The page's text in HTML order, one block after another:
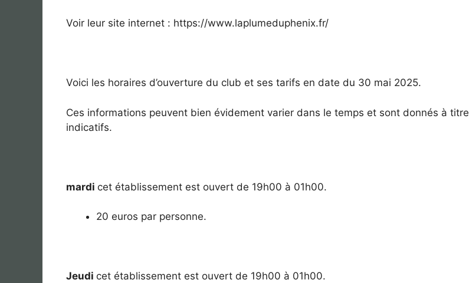
Voir leur site internet : https://www.laplumeduphenix.fr/
Voici les horaires d’ouverture du club et ses tarifs en date du 30 mai 2025.
Ces informations peuvent bien évidement varier dans le temps et sont donnés à titre
indicatifs.
mardi cet établissement est ouvert de 19h00 à 01h00.
20 euros par personne.
Jeudi cet établissement est ouvert de 19h00 à 01h00.